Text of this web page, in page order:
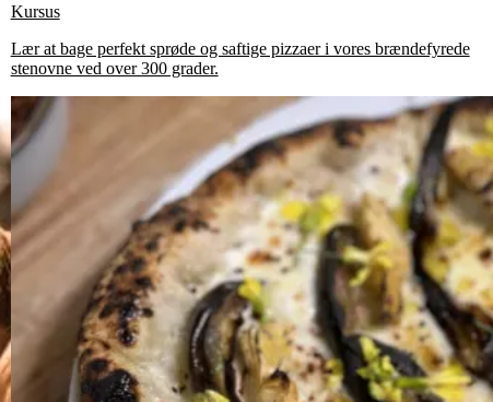
Kursus
Lær at bage perfekt sprøde og saftige pizzaer i vores brændefyrede
stenovne ved over 300 grader.